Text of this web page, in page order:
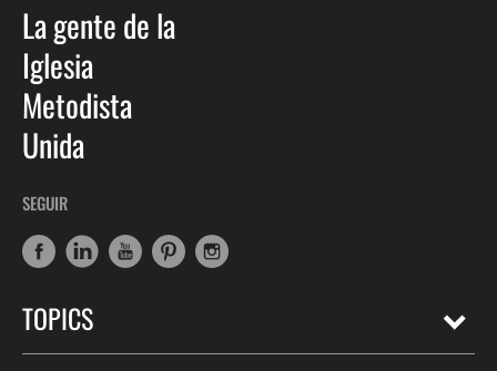
La gente de la
Iglesia
Metodista
Unida
SEGUIR
TOPICS